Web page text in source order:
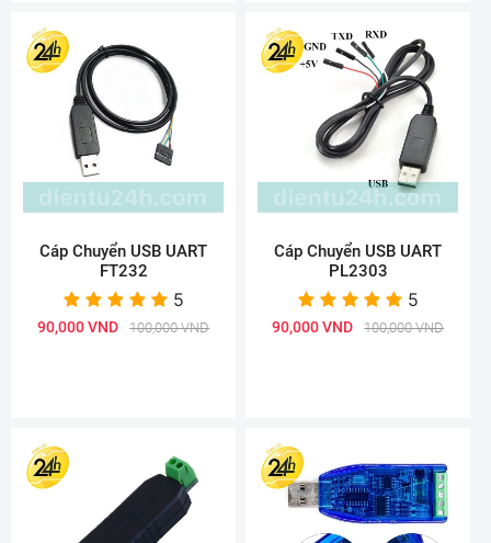
Cáp Chuyển USB UART
FT232
5
90,000 VND 100,000 VND
Cáp Chuyển USB UART
PL2303
5
90,000 VND 100,000 VND